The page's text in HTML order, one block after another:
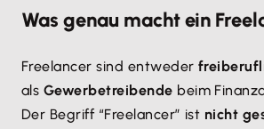
Was genau macht ein
Freelancer sind entweder
als Gewerbetreibende beim
Der Begriff “Freelancer” ist nicht